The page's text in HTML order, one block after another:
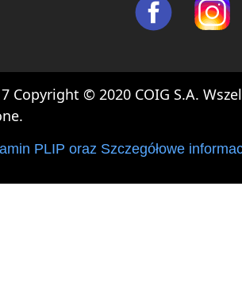
Copyright © 2020 COIG S.A.
PLIP oraz Szczegółowe